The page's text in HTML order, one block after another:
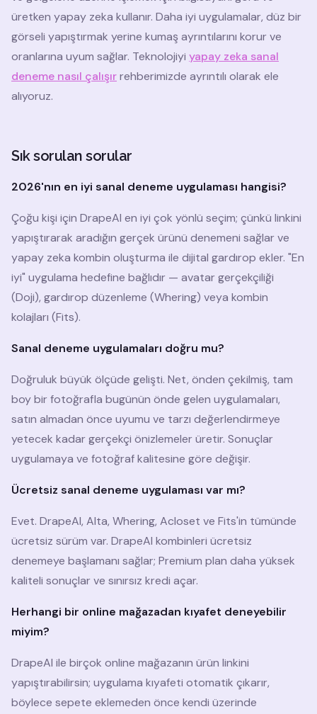
üretken yapay zeka kullanır. Daha iyi uygulamalar, düz bir
görseli yapıştırmak yerine kumaş ayrıntılarını korur ve
oranlarına uyum sağlar. Teknolojiyi yapay zeka sanal
deneme nasıl çalışırrehberimizde ayrıntılı olarak ele
alıyoruz.
Sık sorulan sorular
2026'nın en iyi sanal deneme uygulaması hangisi?
Çoğu kişi için DrapeAI en iyi çok yönlü seçim; çünkü linkini
yapıştırarak aradığın gerçek ürünü denemeni sağlar ve
yapay zeka kombin oluşturma ile dijital gardırop ekler. "En
iyi" uygulama hedefine bağlıdır — avatar gerçekçiliği
(Doji), gardırop düzenleme (Whering) veya kombin
kolajları (Fits).
Sanal deneme uygulamaları doğru mu?
Doğruluk büyük ölçüde gelişti. Net, önden çekilmiş, tam
boy bir fotoğrafla bugünün önde gelen uygulamaları,
satın almadan önce uyumu ve tarzı değerlendirmeye
yetecek kadar gerçekçi önizlemeler üretir. Sonuçlar
uygulamaya ve fotoğraf kalitesine göre değişir.
Ücretsiz sanal deneme uygulaması var mı?
Evet. DrapeAI, Alta, Whering, Acloset ve Fits'in tümünde
ücretsiz sürüm var. DrapeAI kombinleri ücretsiz
denemeye başlamanı sağlar; Premium plan daha yüksek
kaliteli sonuçlar ve sınırsız kredi açar.
Herhangi bir online mağazadan kıyafet deneyebilir
miyim?
DrapeAI ile birçok online mağazanın ürün linkini
yapıştırabilirsin; uygulama kıyafeti otomatik çıkarır,
böylece sepete eklemeden önce kendi üzerinde